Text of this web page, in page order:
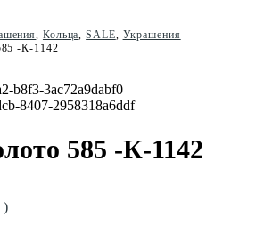
, Кольца,SALE, Украшения
-К-1142
585 -К-1142
)